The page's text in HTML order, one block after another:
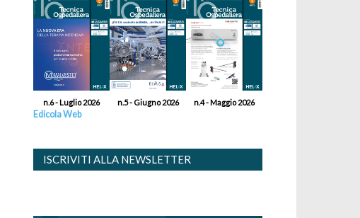
n.6 - Luglio 2026 n.5 - Giugno 2026 n.4 - Maggio 2026
Edicola Web
ISCRIVITI ALLA NEWSLETTER